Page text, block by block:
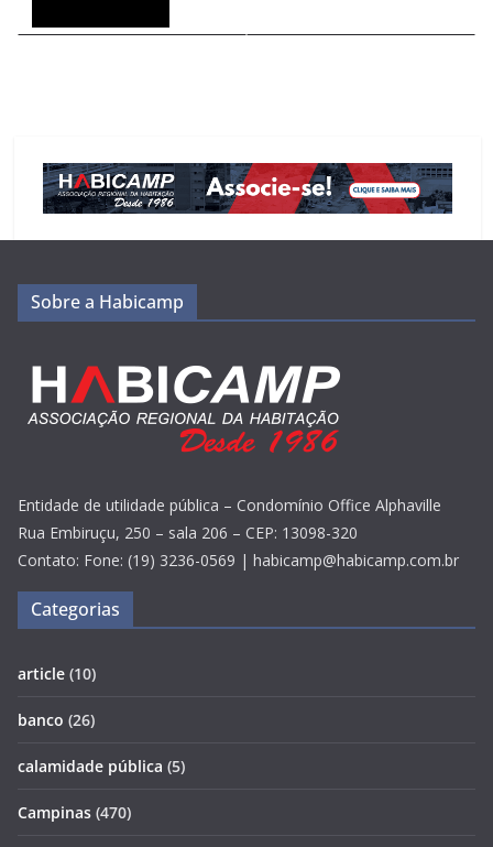
Sobre a Habicamp
Entidade de utilidade pública – Condomínio Office Alphaville
Rua Embiruçu, 250 – sala 206 – CEP: 13098-320
Contato: Fone: (19) 3236-0569 | habicamp@habicamp.com.br
Categorias
article (10)
banco (26)
calamidade pública (5)
Campinas (470)